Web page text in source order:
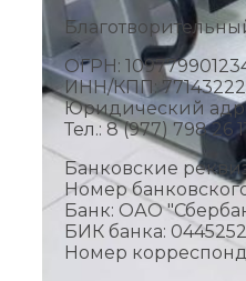
ОГРН:
ИНН/КПП:
Юридический
Тел.: 8 (977) 798 26
Банковские
Номер
Банк: ОАО
БИК банка:
Номер